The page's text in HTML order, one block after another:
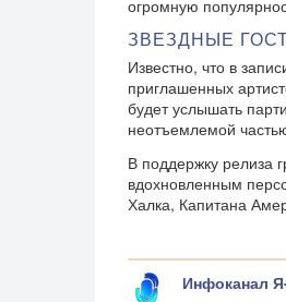
огромную
ЗВЕЗДНЫЕ
Известно, что в
приглашенных
будет услышать
неотъемлемой
В поддержку релиза
вдохновленным
Халка, Капитана
Инфоканал